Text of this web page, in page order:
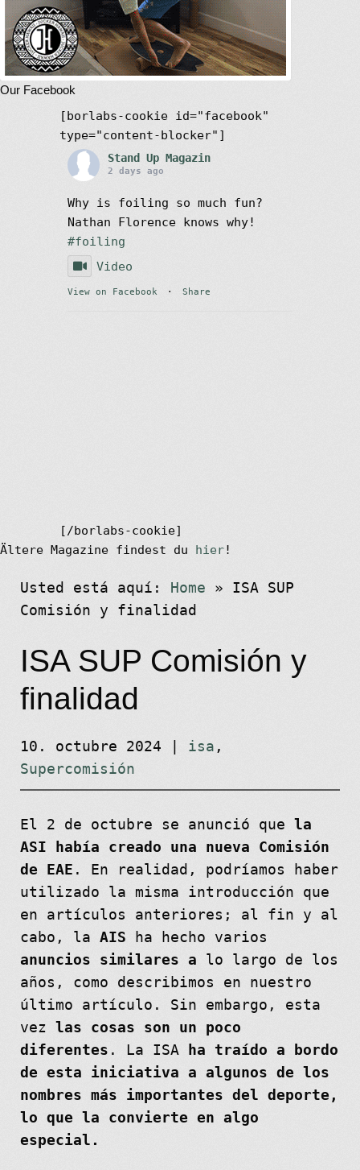
Revistas
Mi cuenta
Our Facebook
[borlabs-cookie id="facebook"
type="content-blocker"]
Stand Up Magazin
2 days ago
Why is foiling so much fun?
Nathan Florence knows why!
#foiling
Video
View on Facebook · Share
[/borlabs-cookie]
Ältere Magazine findest du hier!
Usted está aquí: Home » ISA SUP
Comisión y finalidad
ISA SUP Comisión y
finalidad
10. octubre 2024 isa ,
Supercomisión
El 2 de octubre se anunció que la
ASI había creado una nueva Comisión
de EAE . En realidad, podríamos haber
utilizado la misma introducción que
en artículos anteriores; al fin y al
cabo, la AIS ha hecho varios
anuncios similares a lo largo de los
años, como describimos en nuestro
último artículo. Sin embargo, esta
vez las cosas son un poco
diferentes . La ISA
ha traído a bordo
de esta iniciativa a algunos de los
nombres más importantes del deporte,
lo que la convierte en algo
especial.